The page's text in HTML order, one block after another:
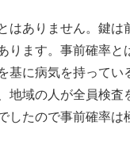
はありません。鍵は
ります。事前確率
基に病気を持ってい
地域の人が全員検査
したので事前確率は